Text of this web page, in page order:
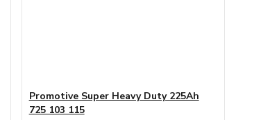
Promotive Super Heavy Duty 225Ah
725 103 115